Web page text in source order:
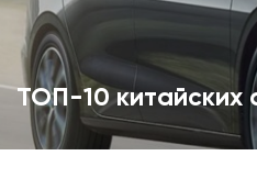
ТОП-10 китайских